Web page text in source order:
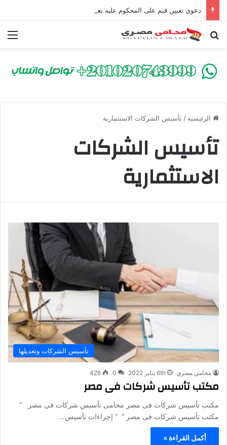
بحث عن
الرئيسية / تأسيس الشركات الاستثمارية
تأسيس الشركات
الاستثمارية
تأسيس الشركات وتعديلها
محامي مصري 6th يناير 2022 0
426
مكتب تأسيس شركات فى مصر
مكتب تأسيس شركات فى مصر محامى تأسيس شركات فى مصر ”
مكتب تأسيس شركات فى مصر “ “ إجراءات تأسيس…
أكمل القراءة »